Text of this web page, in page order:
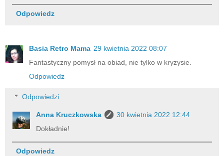
Odpowiedz
Basia Retro Mama 29 kwietnia 2022 08:07
Fantastyczny pomysł na obiad, nie tylko w kryzysie.
Odpowiedz
Odpowiedzi
Anna Kruczkowska
30 kwietnia 2022 12:44
Dokładnie!
Odpowiedz